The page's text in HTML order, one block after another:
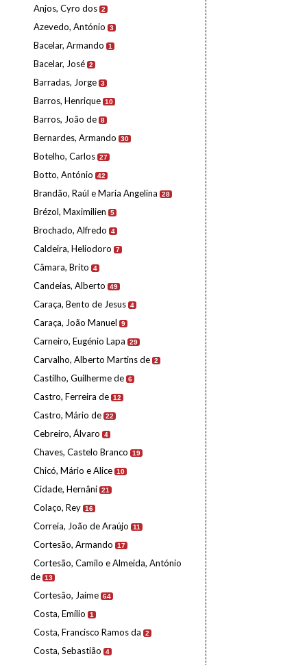
Anjos, Cyro dos 2
Azevedo, António 3
Bacelar, Armando 1
Bacelar, José 2
Barradas, Jorge 3
Barros, Henrique 10
Barros, João de 8
Bernardes, Armando 30
Botelho, Carlos 27
Botto, António 42
Brandão, Raúl e Maria Angelina 28
Brézol, Maximilien 5
Brochado, Alfredo 4
Caldeira, Heliodoro 7
Câmara, Brito 4
Candeias, Alberto 49
Caraça, Bento de Jesus 4
Caraça, João Manuel 9
Carneiro, Eugénio Lapa 29
Carvalho, Alberto Martins de 2
Castilho, Guilherme de 6
Castro, Ferreira de 12
Castro, Mário de 22
Cebreiro, Álvaro 4
Chaves, Castelo Branco 19
Chicó, Mário e Alice 10
Cidade, Hernâni 21
Colaço, Rey 16
Correia, João de Araújo 11
Cortesão, Armando 17
Cortesão, Camilo e Almeida, António
de 13
Cortesão, Jaime 64
Costa, Emílio 1
Costa, Francisco Ramos da 2
Costa, Sebastião 4